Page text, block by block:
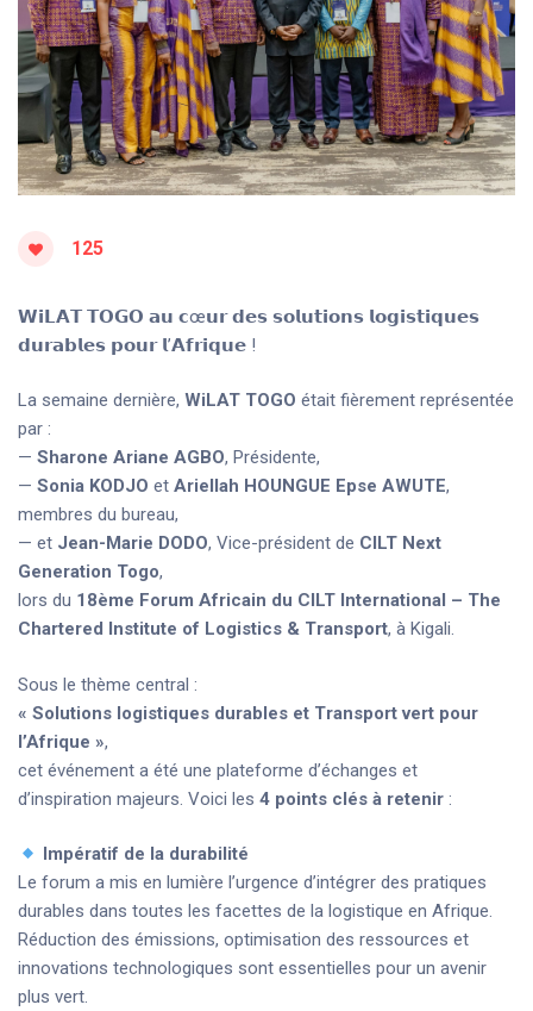
125
𝗪𝗶𝗟𝗔𝗧 𝗧𝗢𝗚𝗢 𝗮𝘂 𝗰œ𝘂𝗿 𝗱𝗲𝘀 𝘀𝗼𝗹𝘂𝘁𝗶𝗼𝗻𝘀 𝗹𝗼𝗴𝗶𝘀𝘁𝗶𝗾𝘂𝗲𝘀
𝗱𝘂𝗿𝗮𝗯𝗹𝗲𝘀 𝗽𝗼𝘂𝗿 𝗹’𝗔𝗳𝗿𝗶𝗾𝘂𝗲 !
La semaine dernière, WiLAT TOGO était fièrement représentée
par :
— Sharone Ariane AGBO, Présidente,
— Sonia KODJO et Ariellah HOUNGUE Epse AWUTE,
membres du bureau,
— et Jean-Marie DODO, Vice-président de CILT Next
Generation Togo,
lors du 18ème Forum Africain du CILT International – The
Chartered Institute of Logistics & Transport, à Kigali.
Sous le thème central :
« Solutions logistiques durables et Transport vert pour
l’Afrique »,
cet événement a été une plateforme d’échanges et
d’inspiration majeurs. Voici les 4 points clés à retenir :
Impératif de la durabilité
Le forum a mis en lumière l’urgence d’intégrer des pratiques
durables dans toutes les facettes de la logistique en Afrique.
Réduction des émissions, optimisation des ressources et
innovations technologiques sont essentielles pour un avenir
plus vert.